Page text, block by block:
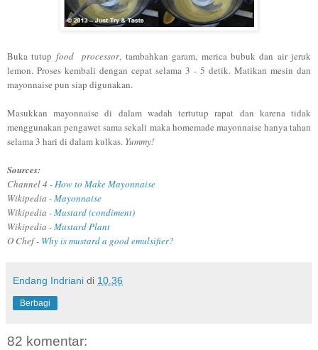
Buka tutup food processor, tambahkan garam, merica bubuk dan air jeruk
lemon. Proses kembali dengan cepat selama 3 - 5 detik. Matikan mesin dan
mayonnaise pun siap digunakan.
Masukkan mayonnaise di dalam wadah tertutup rapat dan karena tidak
menggunakan pengawet sama sekali maka homemade mayonnaise hanya tahan
selama 3 hari di dalam kulkas. Yummy!
Sources:
Channel 4 -How to Make Mayonnaise
Wikipedia -Mayonnaise
Wikipedia -Mustard (condiment)
Wikipedia -Mustard Plant
O Chef - Why is mustard a good emulsifier?
Endang Indriani di 10.36
Berbagi
82 komentar: